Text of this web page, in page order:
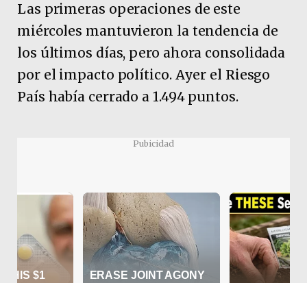
Las primeras operaciones de este
miércoles mantuvieron la tendencia de
los últimos días, pero ahora consolidada
por el impacto político. Ayer el Riesgo
País había cerrado a 1.494 puntos.
Pubicidad